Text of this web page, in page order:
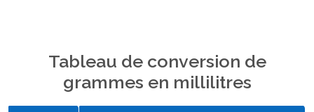
Tableau de conversion de
grammes en millilitres